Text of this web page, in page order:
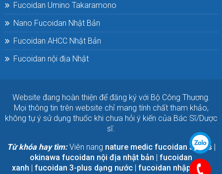
Fucoidan Umino Takaramono
Nano Fucoidan Nhật Bản
Fucoidan AHCC Nhật Bản
Fucoidan nội địa Nhật
Website đang hoàn thiện để đăng ký với Bộ Công Thương.
Mọi thông tin trên website chỉ mang tính chất tham khảo,
không tự ý sử dụng thuốc khi chưa hỏi ý kiến của Bác Sĩ/Dược
sĩ.
Từ khóa hay tìm:Viên nang nature medic fucoidan 3-plus
okinawa fucoidan nội địa nhật bản
fucoidan
xanh
fucoidan 3-plus dạng nước fucoidan nhập khẩu